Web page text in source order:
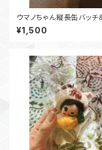
ウマノちゃん縦長缶バッチ
ッカーセット
¥1,500